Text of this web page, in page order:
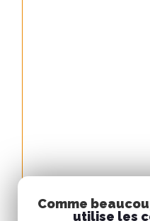
Comme
utilise les